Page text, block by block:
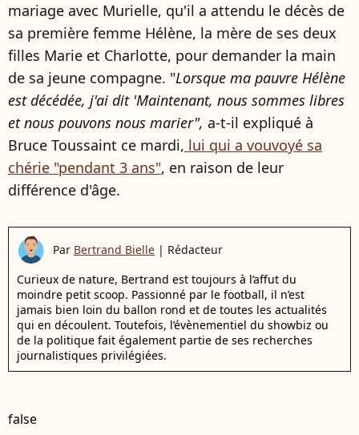
mariage avec Murielle, qu'il a attendu le décès de
sa première femme Hélène, la mère de ses deux
filles Marie et Charlotte, pour demander la main
de sa jeune compagne. "Lorsque ma pauvre Hélène
est décédée, j'ai dit 'Maintenant, nous sommes libres
et nous pouvons nous marier", a-t-il expliqué à
Bruce Toussaint ce mardi, lui qui a vouvoyé sa
chérie "pendant 3 ans", en raison de leur
différence d'âge.
Par Bertrand Bielle | Rédacteur
Curieux de nature, Bertrand est toujours à l’affut du
moindre petit scoop. Passionné par le football, il n’est
jamais bien loin du ballon rond et de toutes les actualités
qui en découlent. Toutefois, l’évènementiel du showbiz ou
de la politique fait également partie de ses recherches
journalistiques privilégiées.
false